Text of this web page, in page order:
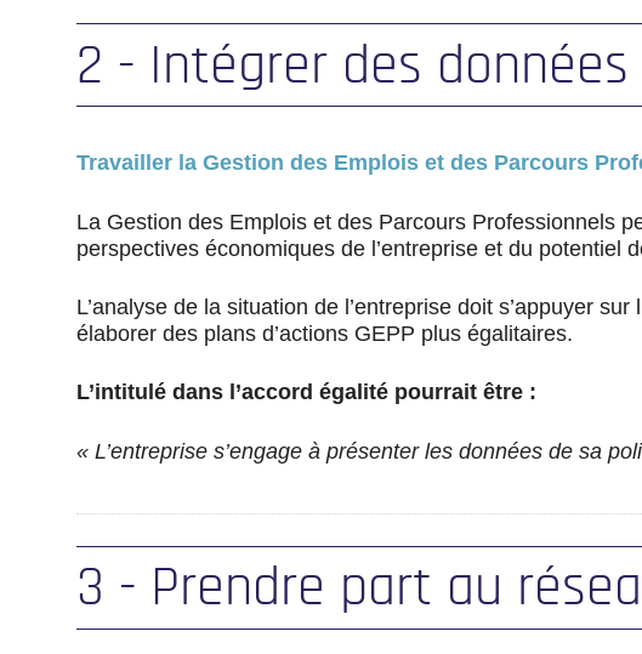
2 - Intégrer des données
Travailler la Gestion des Emplois et des Parcours
La Gestion des Emplois et des Parcours Professionnels
perspectives économiques de l’entreprise et du potentiel
L’analyse de la situation de l’entreprise doit s’appuyer
élaborer des plans d’actions GEPP plus égalitaires.
L’intitulé dans l’accord égalité pourrait être :
« L’entreprise s’engage à présenter les données de sa
3 - Prendre part au